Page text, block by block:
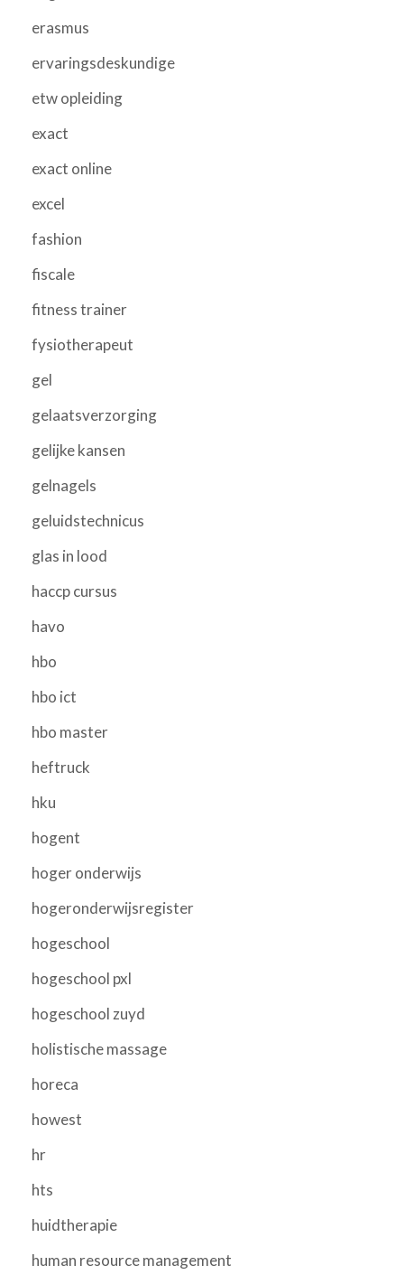
erasmus
ervaringsdeskundige
etw opleiding
exact
exact online
excel
fashion
fiscale
fitness trainer
fysiotherapeut
gel
gelaatsverzorging
gelijke kansen
gelnagels
geluidstechnicus
glas in lood
haccp cursus
havo
hbo
hbo ict
hbo master
heftruck
hku
hogent
hoger onderwijs
hogeronderwijsregister
hogeschool
hogeschool pxl
hogeschool zuyd
holistische massage
horeca
howest
hr
hts
huidtherapie
human resource management